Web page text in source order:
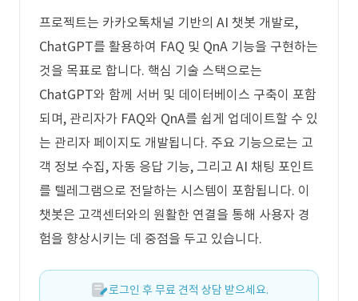
프로젝트는 카카오톡채널 기반의 AI 챗봇 개발로,
ChatGPT를 활용하여 FAQ 및 QnA 기능을 구현하는
것을 목표로 합니다. 핵심 기술 스택으로는
ChatGPT와 함께 서버 및 데이터베이스 구축이 포함
되며, 관리자가 FAQ와 QnA를 쉽게 업데이트할 수 있
는 관리자 페이지도 개발됩니다. 주요 기능으로는 고
객 정보 수집, 자동 응답 기능, 그리고 AI 채팅 포인트
를 텔레그램으로 전달하는 시스템이 포함됩니다. 이
챗봇은 고객센터와의 원활한 연결을 통해 사용자 경
험을 향상시키는 데 중점을 두고 있습니다.
로그인 후 무료 견적 상담 받으세요.